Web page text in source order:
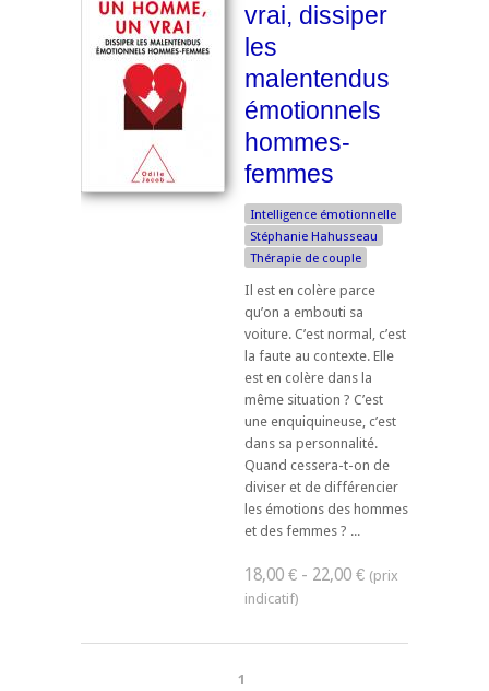
vrai, dissiper
les
malentendus
émotionnels
hommes-
femmes
Intelligence émotionnelle
Stéphanie Hahusseau
Thérapie de couple
Il est en colère parce
qu’on a embouti sa
voiture. C’est normal, c’est
la faute au contexte. Elle
est en colère dans la
même situation ? C’est
une enquiquineuse, c’est
dans sa personnalité.
Quand cessera-t-on de
diviser et de différencier
les émotions des hommes
et des femmes ? ...
18,00 € - 22,00 €
1